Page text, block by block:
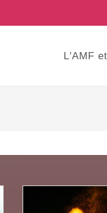
L'AMF